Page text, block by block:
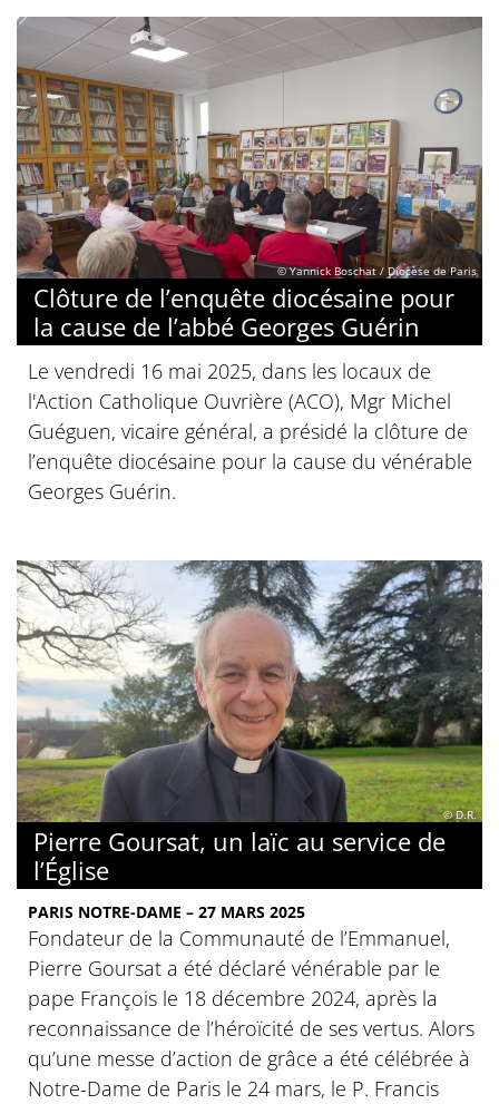
© Yannick Boschat / Diocèse de Paris
Clôture de l’enquête diocésaine pour
la cause de l’abbé Georges Guérin
Le vendredi 16 mai 2025, dans les locaux de
l'Action Catholique Ouvrière (ACO), Mgr Michel
Guéguen, vicaire général, a présidé la clôture de
l’enquête diocésaine pour la cause du vénérable
Georges Guérin.
© D.R.
Pierre Goursat, un laïc au service de
l’Église
PARIS NOTRE-DAME – 27 MARS 2025
Fondateur de la Communauté de l’Emmanuel,
Pierre Goursat a été déclaré vénérable par le
pape François le 18 décembre 2024, après la
reconnaissance de l’héroïcité de ses vertus. Alors
qu’une messe d’action de grâce a été célébrée à
Notre-Dame de Paris le 24 mars, le P. Francis